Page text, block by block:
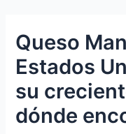
Queso
Estados
su
dónde